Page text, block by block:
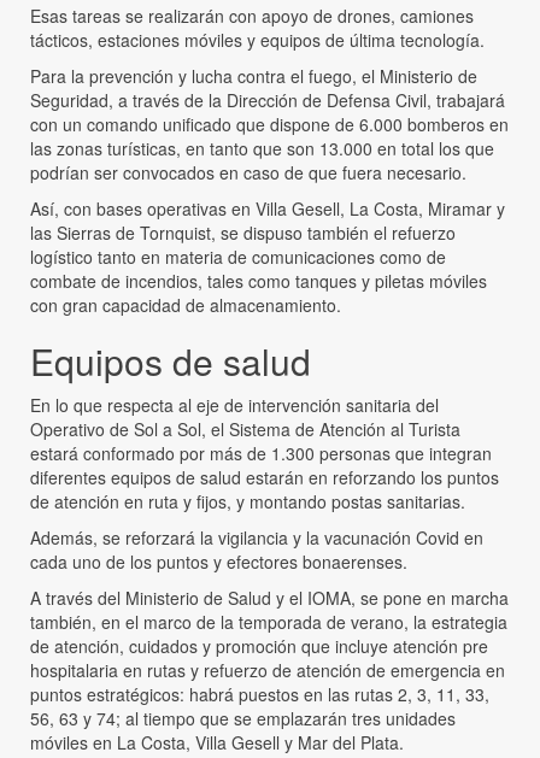
Esas tareas se realizarán con apoyo de drones, camiones
tácticos, estaciones móviles y equipos de última tecnología.
Para la prevención y lucha contra el fuego, el Ministerio de
Seguridad, a través de la Dirección de Defensa Civil, trabajará
con un comando unificado que dispone de 6.000 bomberos en
las zonas turísticas, en tanto que son 13.000 en total los que
podrían ser convocados en caso de que fuera necesario.
Así, con bases operativas en Villa Gesell, La Costa, Miramar y
las Sierras de Tornquist, se dispuso también el refuerzo
logístico tanto en materia de comunicaciones como de
combate de incendios, tales como tanques y piletas móviles
con gran capacidad de almacenamiento.
Equipos de salud
En lo que respecta al eje de intervención sanitaria del
Operativo de Sol a Sol, el Sistema de Atención al Turista
estará conformado por más de 1.300 personas que integran
diferentes equipos de salud estarán en reforzando los puntos
de atención en ruta y fijos, y montando postas sanitarias.
Además, se reforzará la vigilancia y la vacunación Covid en
cada uno de los puntos y efectores bonaerenses.
A través del Ministerio de Salud y el IOMA, se pone en marcha
también, en el marco de la temporada de verano, la estrategia
de atención, cuidados y promoción que incluye atención pre
hospitalaria en rutas y refuerzo de atención de emergencia en
puntos estratégicos: habrá puestos en las rutas 2, 3, 11, 33,
56, 63 y 74; al tiempo que se emplazarán tres unidades
móviles en La Costa, Villa Gesell y Mar del Plata.